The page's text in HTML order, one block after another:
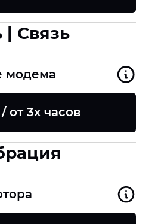
| Связь
модема
от 3х часов